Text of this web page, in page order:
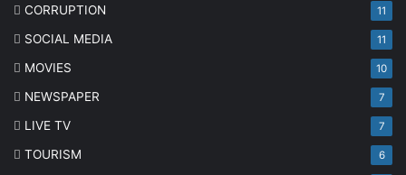
CORRUPTION 11
SOCIAL MEDIA 11
MOVIES 10
NEWSPAPER 7
LIVE TV 7
TOURISM 6